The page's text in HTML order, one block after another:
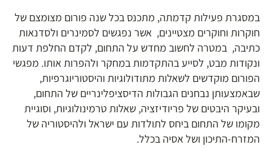
במסגרת פעילות קדמתה, מתכנס בכל שנה פורום מצומצם של
חוקרות וחוקרים מצטיינים, אשר נפגשים לסמינרים ולסדנאות
כתיבה, במטרה לחשוב מחדש על התחום, לקדם החלפת דעות
ונקודות מבט, לסייע בהתקדמות במחקר ולהפרות אותו. מפגשי
הפורום מוקדשים לשאלות מתודולוגיות והיסטוריוגרפיות,
שבאמצעותן נבחנים הגבולות הדיסציפלינריים של התחום,
ובעיקר היבטים של פריודיזציה, שאלות טרמינולוגיות, וסוגיית
מקומו של התחום ביחס לתולדות עם ישראל ולהיסטוריה של
המזרח-התיכון ושל אסיה בכלל.